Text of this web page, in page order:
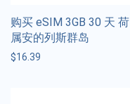
购买 eSIM 3GB 30 天 荷
属安的列斯群岛
$16.39